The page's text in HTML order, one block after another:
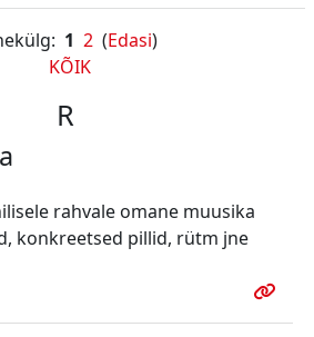
1 2(Edasi)
KÕIK
R
rahvale omane muusika
konkreetsed pillid, rütm jne